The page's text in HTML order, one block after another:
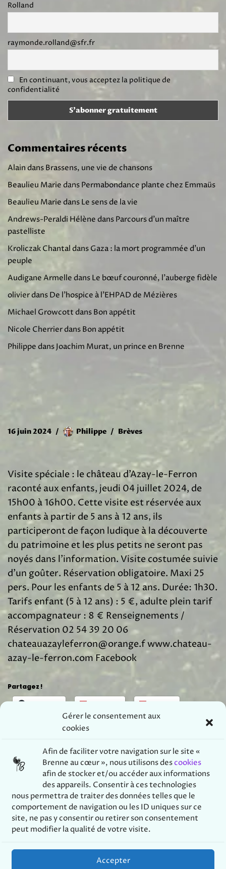
Gérer le consentement aux
cookies
Afin defaciliter votre navigation sur le site «
Brenne au cœur », nous utilisons descookies
afin de stocker et/ou accéder aux informations
des appareils. Consentir à ces technologies
nous permettra de traiter des données telles que le
comportement de navigation ou les ID uniques sur ce
site, ne pas y consentir ou retirer son consentement
peut modifier la qualité de votre visite.
Accepter
Rolland
raymonde.rolland@sfr.fr
En continuant, vous acceptez la politique de
confidentialité
Commentaires récents
AlaindansBrassens, une vie de chansons
Beaulieu MariedansPermabondance plante chez Emmaüs
Beaulieu MariedansLe sens de la vie
Andrews-Peraldi HélènedansParcours d’un maître
pastelliste
Kroliczak ChantaldansGaza : la mort programmée d’un
peuple
Audigane ArmelledansLe bœuf couronné, l’auberge fidèle
olivierdansDe l’hospice à l’EHPAD de Mézières
Michael GrowcottdansBon appétit
Nicole CherrierdansBon appétit
PhilippedansJoachim Murat, un prince en Brenne
16 juin 2024 Philippe Brèves
Visite spéciale : le château d’Azay-le-Ferron
raconté aux enfants, jeudi 04 juillet 2024, de
15h00 à 16h00. Cette visite est réservée aux
enfants à partir de 5 ans à 12 ans, ils
participeront de façon ludique à la découverte
du patrimoine et les plus petits ne seront pas
noyés dans l’information. Visite costumée suivie
d’un goûter. Réservation obligatoire. Maxi 25
pers. Pour les enfants de 5 à 12 ans. Durée: 1h30.
Tarifs enfant (5 à 12 ans) : 5 €, adulte plein tarif
accompagnateur : 8 € Renseignements /
Réservation 02 54 39 20 06
chateauazayleferron@orange.f www.chateau-
azay-le-ferron.com Facebook
Partagez !
Visite spéciale : le
château…
17 mars 2024
Dans "Brèves"
Le château raconté aux
enfants.…
3 avril 2023
Dans "Brèves"
Le château d’Azay-le-
Ferron raconté aux…
2 juillet 2023
Dans "Brèves"